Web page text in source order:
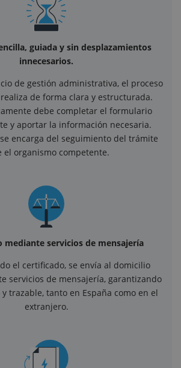
guiada y sin desplazamientos
innecesarios.
de gestión administrativa, el proceso
de forma clara y estructurada.
debe completar el formulario
y aportar la información necesaria.
encarga del seguimiento del trámite
el organismo competente.
mediante servicios de mensajería
el certificado, se envía al domicilio
servicios de mensajería, garantizando
trazable, tanto en España como en el
extranjero.